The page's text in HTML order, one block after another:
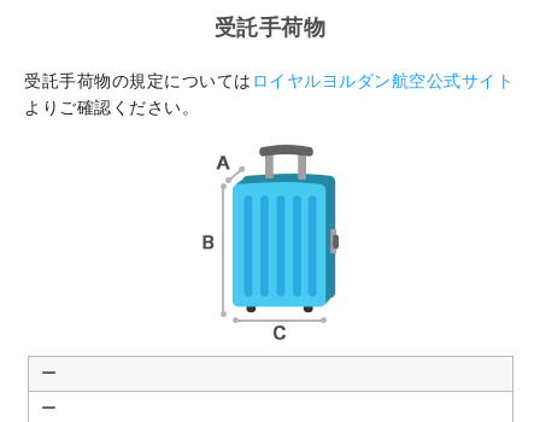
受託手荷物
受託手荷物の規定については ロイヤルヨルダン航空公式サイト
よりご確認ください。
ー
ー